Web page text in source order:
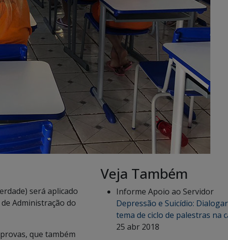
será aplicado
Administração do
que também
Veja Também
Informe Apoio ao Servidor
Depressão e Suicídio:
tema de ciclo de palestras na
25 abr 2018